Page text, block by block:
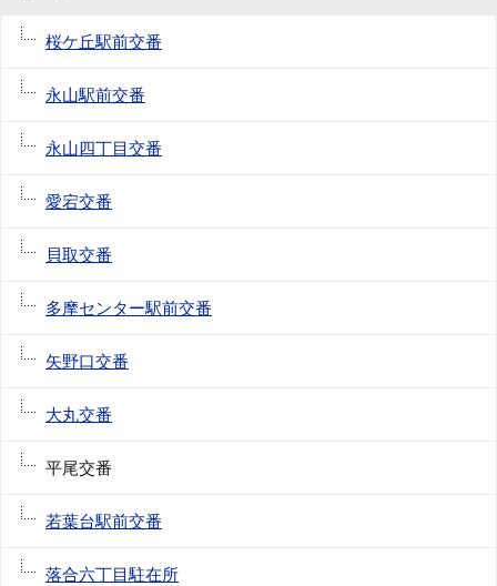
桜ケ丘駅前交番
永山駅前交番
永山四丁目交番
愛宕交番
貝取交番
多摩センター駅前交番
矢野口交番
大丸交番
平尾交番
若葉台駅前交番
落合六丁目駐在所